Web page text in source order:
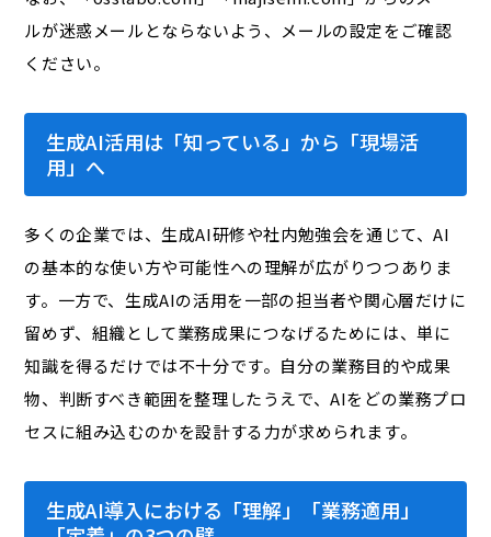
ルが迷惑メールとならないよう、メールの設定をご確認
ください。
生成AI活用は「知っている」から「現場活
用」へ
多くの企業では、生成AI研修や社内勉強会を通じて、AI
の基本的な使い方や可能性への理解が広がりつつありま
す。一方で、生成AIの活用を一部の担当者や関心層だけに
留めず、組織として業務成果につなげるためには、単に
知識を得るだけでは不十分です。自分の業務目的や成果
物、判断すべき範囲を整理したうえで、AIをどの業務プロ
セスに組み込むのかを設計する力が求められます。
生成AI導入における「理解」「業務適用」